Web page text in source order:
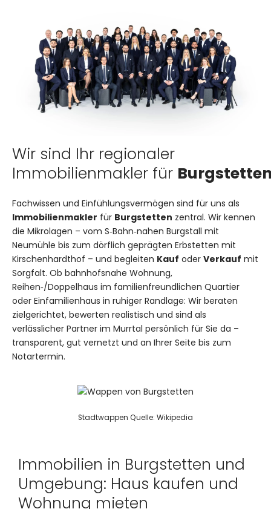
Wir sind Ihr regionaler
Immobilienmakler für
Fachwissen und Einfühlungsvermögen sind für uns als
Immobilienmakler für Burgstetten zentral. Wir kennen
die Mikrolagen – vom S‑Bahn‑nahen Burgstall mit
Neumühle bis zum dörflich geprägten Erbstetten mit
Kirschenhardthof – und begleiten Kauf oder Verkauf mit
Sorgfalt. Ob bahnhofsnahe Wohnung,
Reihen‑/Doppelhaus im familienfreundlichen Quartier
oder Einfamilienhaus in ruhiger Randlage: Wir beraten
zielgerichtet, bewerten realistisch und sind als
verlässlicher Partner im Murrtal persönlich für Sie da –
transparent, gut vernetzt und an Ihrer Seite bis zum
Notartermin.
Stadtwappen Quelle: Wikipedia
Immobilien in Burgstetten und
Umgebung: Haus kaufen und
Wohnung mieten